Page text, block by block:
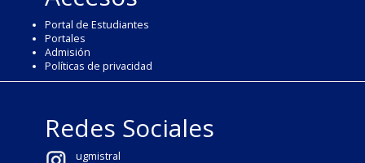
Portal de Estudiantes
Portales
Admisión
Políticas de privacidad
Redes Sociales
ugmistral